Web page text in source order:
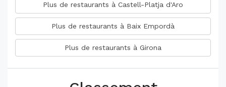
Plus de restaurants à Castell-Platja d'Aro
Plus de restaurants à Baix Empordà
Plus de restaurants à Girona